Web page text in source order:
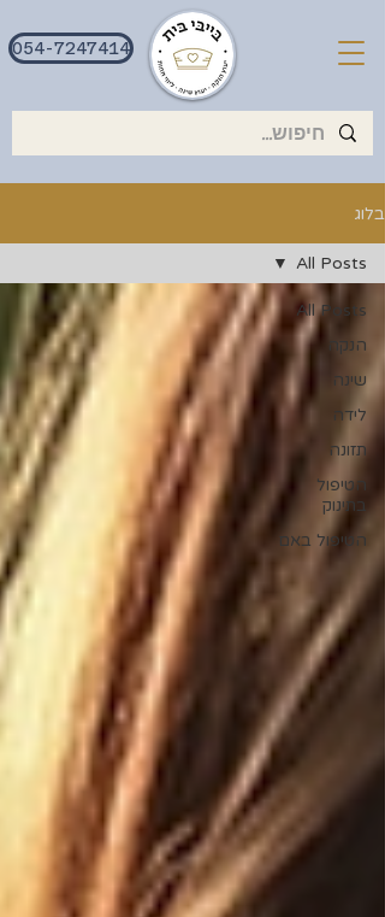
054-7247414
בלוג
All Posts
הנקה
שינה
לידה
תזונה
הטיפול
בתינוק
הטיפול באם
All Posts